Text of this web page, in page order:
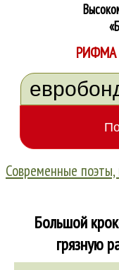
Современные
Большой
грязную